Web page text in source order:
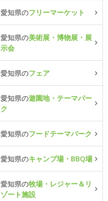
愛知県のフリーマーケット
愛知県の美術展・博物展・展
示会
愛知県のフェア
愛知県の遊園地・テーマパー
ク
愛知県のフードテーマパーク
愛知県のキャンプ場・BBQ場
愛知県の牧場・レジャー＆リ
ゾート施設